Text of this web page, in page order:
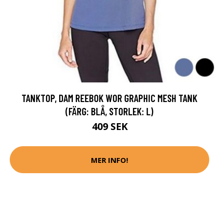
TANKTOP, DAM REEBOK WOR GRAPHIC MESH TANK
(FÄRG: BLÅ, STORLEK: L)
409 SEK
MER INFO!